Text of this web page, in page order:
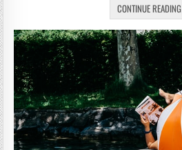
CONTINUE READING